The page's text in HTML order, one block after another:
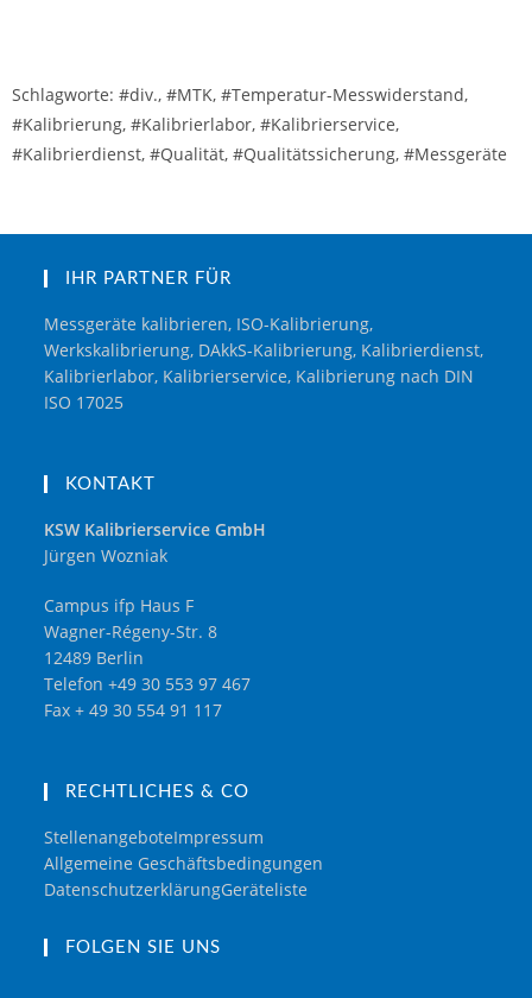
Schlagworte: #div., #MTK, #Temperatur-Messwiderstand,
#Kalibrierung, #Kalibrierlabor, #Kalibrierservice,
#Kalibrierdienst, #Qualität, #Qualitätssicherung, #Messgeräte
IHR PARTNER FÜR
Messgeräte kalibrieren, ISO-Kalibrierung,
Werkskalibrierung, DAkkS-Kalibrierung, Kalibrierdienst,
Kalibrierlabor, Kalibrierservice, Kalibrierung nach DIN
ISO 17025
KONTAKT
KSW Kalibrierservice GmbH
Jürgen Wozniak
Campus ifp Haus F
Wagner-Régeny-Str. 8
12489 Berlin
Telefon +49 30 553 97 467
Fax + 49 30 554 91 117
RECHTLICHES & CO
StellenangeboteImpressum
Allgemeine Geschäftsbedingungen
DatenschutzerklärungGeräteliste
FOLGEN SIE UNS